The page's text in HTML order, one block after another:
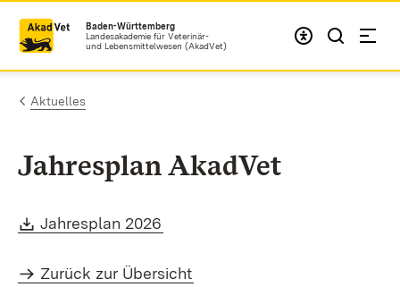
Zum Inhalt springen
Baden-Württemberg
Landesakademie für Veterinär-
und Lebensmittelwesen (AkadVet)
Aktuelles
Jahresplan AkadVet
Download:
Jahresplan 2026
Zurück zur Übersicht